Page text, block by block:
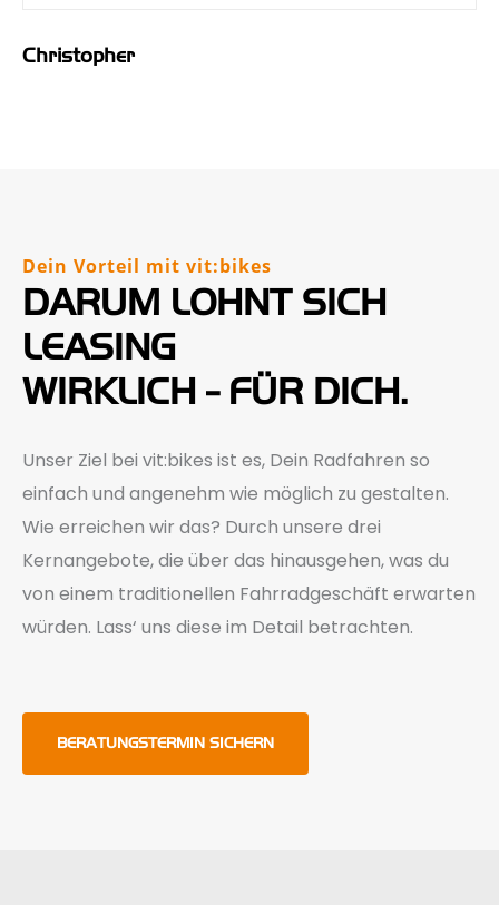
Christopher
Dein Vorteil mit vit:bikes
DARUM LOHNT SICH
LEASING
WIRKLICH - FÜR DICH.
Unser Ziel bei vit:bikes ist es, Dein Radfahren so
einfach und angenehm wie möglich zu gestalten.
Wie erreichen wir das? Durch unsere drei
Kernangebote, die über das hinausgehen, was du
von einem traditionellen Fahrradgeschäft erwarten
würden. Lass‘ uns diese im Detail betrachten.
BERATUNGSTERMIN SICHERN